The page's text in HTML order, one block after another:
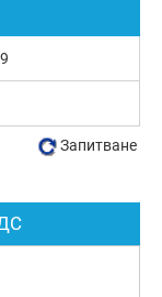
Запитване